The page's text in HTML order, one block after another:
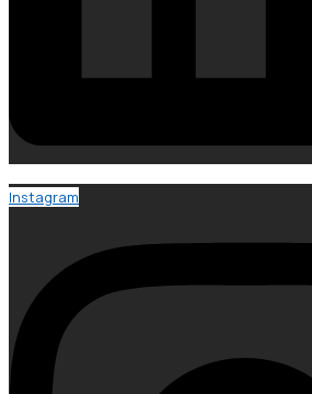
Instagram